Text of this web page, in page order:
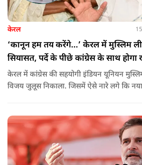
केरल
‘कानून हम तय करेंगे…’ केरल में मुस्लिम
सियासत, पर्दे के पीछे कांग्रेस के साथ होगा
केरल में कांग्रेस की सहयोगी इंडियन यूनियन
विजय जुलूस निकाला. जिसमें ऐसे नारे लगे कि नया